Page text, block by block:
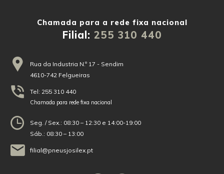
Filial: 255 310 440
Rua da Industria N.º 17 - Sendim
4610-742 Felgueiras
Tel: 255 310 440
Chamada para rede fixa nacional
Seg. / Sex.: 08:30 – 12:30 e 14:00-19:00
Sáb.: 08:30 – 13:00
filial@pneusjosilex.pt